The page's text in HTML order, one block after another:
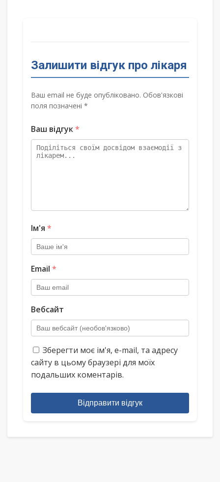
Залишити відгук про лікаря
Ваш email не буде опубліковано. Обов'язкові
поля позначені *
Ваш відгук*
Ім'я *
Email *
Вебсайт
Зберегти моє ім'я, e-mail, та адресу
сайту в цьому браузері для моїх
подальших коментарів.
Відправити відгук